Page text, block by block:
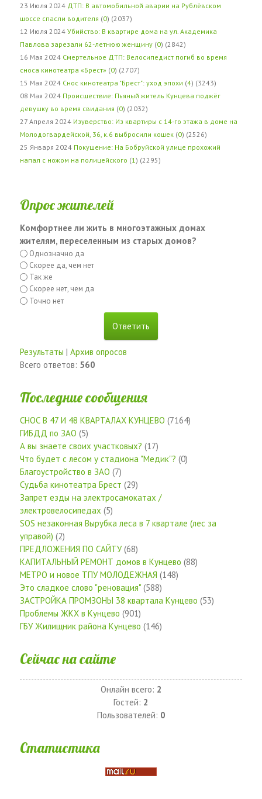
23 Июля 2024 ДТП: В автомобильной аварии на Рублёвском
шоссе спасли водителя (0) (2037)
12 Июля 2024 Убийство: В квартире дома на ул. Академика
Павлова зарезали 62-летнюю женщину (0) (2842)
16 Мая 2024 Смертельное ДТП: Велосипедист погиб во время
сноса кинотеатра «Брест» (0) (2707)
15 Мая 2024 Снос кинотеатра "Брест": уход эпохи (4) (3243)
08 Мая 2024 Происшествие: Пьяный житель Кунцева поджёг
девушку во время свидания (0) (2032)
27 Апреля 2024 Изуверство: Из квартиры с 14-го этажа в доме на
Молодогвардейской, 36, к.6 выбросили кошек (0) (2526)
25 Января 2024 Покушение: На Бобруйской улице прохожий
напал с ножом на полицейского (1 ) (2295)
Опрос жителей
Комфортнее ли жить в многоэтажных домах
жителям, переселенным из старых домов?
Однозначно да
Скорее да, чем нет
Так же
Скорее нет, чем да
Точно нет
Результаты | Архив опросов
Всего ответов: 560
Последние сообщения
СНОС В 47 И 48 КВАРТАЛАХ КУНЦЕВО (7164)
ГИБДД по ЗАО (5)
А вы знаете своих участковых? (17)
Что будет с лесом у стадиона "Медик"? (0)
Благоустройство в ЗАО (7)
Судьба кинотеатра Брест (29)
Запрет езды на электросамокатах /
электровелосипедах (5)
SOS незаконная Вырубка леса в 7 квартале (лес за
управой) (2)
ПРЕДЛОЖЕНИЯ ПО САЙТУ(68)
КАПИТАЛЬНЫЙ РЕМОНТ домов в Кунцево (88)
МЕТРО и новое ТПУ МОЛОДЕЖНАЯ (148)
Это сладкое слово "реновация" (588)
ЗАСТРОЙКА ПРОМЗОНЫ 38 квартала Кунцево (53)
Проблемы ЖКХ в Кунцево (901)
ГБУ Жилищник района Кунцево (146)
Сейчас на сайте
Онлайн всего: 2
Гостей: 2
Пользователей: 0
Статистика